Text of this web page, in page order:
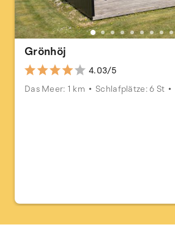
Grönhöj
4.03/5
Das Meer: 1 km
Schlafplätze: 6 St